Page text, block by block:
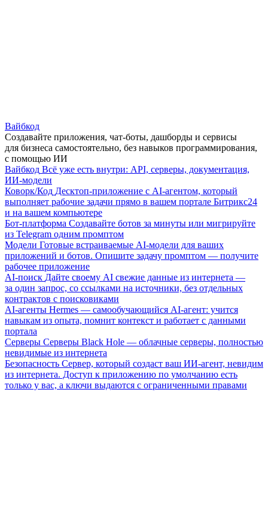
Вайбкод
Создавайте приложения, чат-боты, дашборды и сервисы
для бизнеса самостоятельно, без навыков программирования,
с помощью ИИ
Вайбкод Всё уже есть внутри: API, серверы, документация,
ИИ-модели
Коворк/Код Десктоп-приложение с AI-агентом, который
выполняет рабочие задачи прямо в вашем портале Битрикс24
и на вашем компьютере
Бот-платформа Создавайте ботов за минуты или мигрируйте
из Telegram одним промптом
Модели Готовые встраиваемые AI-модели для ваших
приложений и ботов. Опишите задачу промптом — получите
рабочее приложение
AI-поиск Дайте своему AI свежие данные из интернета —
за один запрос, со ссылками на источники, без отдельных
контрактов с поисковиками
AI-агенты Hermes — самообучающийся AI-агент: учится
навыкам из опыта, помнит контекст и работает с данными
портала
Серверы Серверы Black Hole — облачные серверы, полностью
невидимые из интернета
Безопасность Сервер, который создаст ваш ИИ-агент, невидим
из интернета. Доступ к приложению по умолчанию есть
только у вас, а ключи выдаются с ограниченными правами